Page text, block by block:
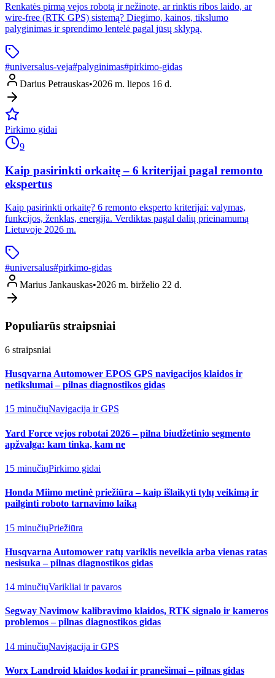
Renkatės pirmą vejos robotą ir nežinote, ar rinktis ribos laido, ar
wire-free (RTK GPS) sistemą? Diegimo, kainos, tikslumo
palyginimas ir sprendimo lentelė pagal jūsų sklypą.
#universalus-veja#palyginimas#pirkimo-gidas
Darius Petrauskas•2026 m. liepos 16 d.
Pirkimo gidai
9
Kaip pasirinkti orkaitę – 6 kriterijai pagal remonto
ekspertus
Kaip pasirinkti orkaitę? 6 remonto eksperto kriterijai: valymas,
funkcijos, ženklas, energija. Verdiktas pagal dalių prieinamumą
Lietuvoje 2026 m.
#universalus#pirkimo-gidas
Marius Jankauskas•2026 m. birželio 22 d.
Populiarūs straipsniai
6 straipsniai
Husqvarna Automower EPOS GPS navigacijos klaidos ir
netikslumai – pilnas diagnostikos gidas
15 minučiųNavigacija ir GPS
Yard Force vejos robotai 2026 – pilna biudžetinio segmento
apžvalga: kam tinka, kam ne
15 minučiųPirkimo gidai
Honda Miimo metinė priežiūra – kaip išlaikyti tylų veikimą ir
pailginti roboto tarnavimo laiką
15 minučiųPriežiūra
Husqvarna Automower ratų variklis neveikia arba vienas ratas
nesisuka – pilnas diagnostikos gidas
14 minučiųVarikliai ir pavaros
Segway Navimow kalibravimo klaidos, RTK signalo ir kameros
problemos – pilnas diagnostikos gidas
14 minučiųNavigacija ir GPS
Worx Landroid klaidos kodai ir pranešimai – pilnas gidas